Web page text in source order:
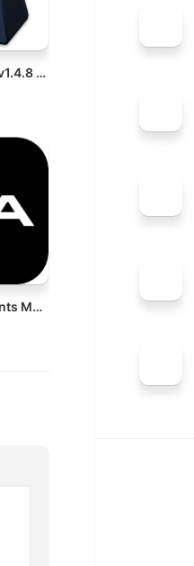
My Metronome v1.4.8 Mac节拍器工具破解版
Native Instruments Maschine v3.5.0 Mac音频制作工具破解版